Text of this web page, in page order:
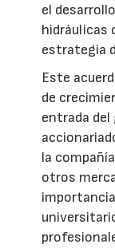
el
hidráulicas
estrategia
Este
de
entrada del
la
otros